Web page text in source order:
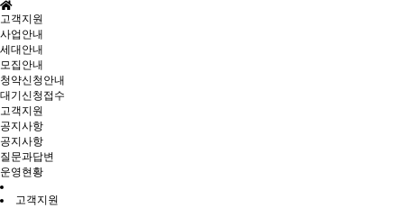
고객지원
사업안내
세대안내
모집안내
청약신청안내
대기신청접수
고객지원
공지사항
공지사항
질문과답변
운영현황
고객지원